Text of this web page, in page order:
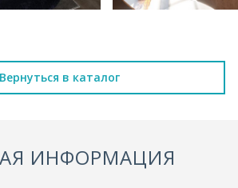
Вернуться в каталог
ИНФОРМАЦИЯ